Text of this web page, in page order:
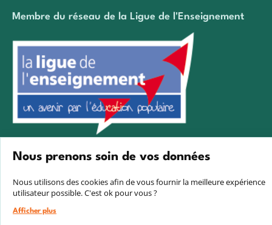
Membre du réseau de la Ligue de l'Enseignement
Nous prenons soin de vos données
Nous utilisons des cookies afin de vous fournir la meilleure expérience
utilisateur possible. C'est ok pour vous ?
Afficher plus